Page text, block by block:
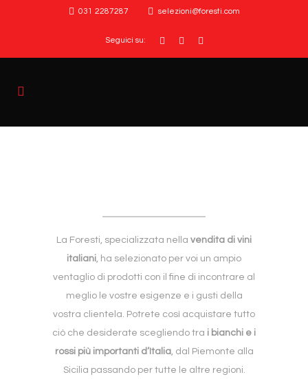
031 2287287 selezioni@foresti.com
Seguici su:
La Foresti, specializzata nella vendita di vini
italiani, ha selezionato per voi un ampio
ventaglio di prodotti con il fine di incontrare al
meglio le vostre esigenze e i gusti della
vostra clientela. Potrete così acquistare tutto
ciò che desiderate scegliendo tra i bianchi e i
rossi più importanti d’Italia, dal Piemonte alla
Sicilia passando per tutte le altre regioni.